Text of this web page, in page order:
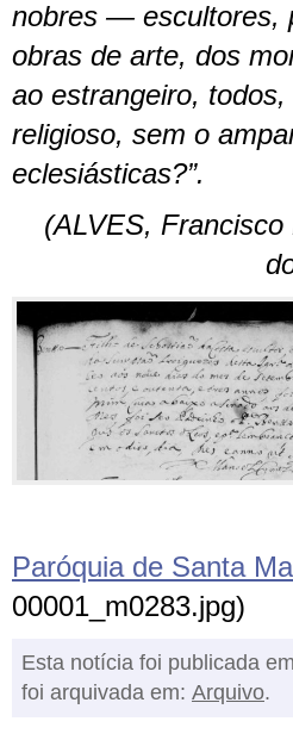
nobres — escultores,
obras de arte, dos
ao estrangeiro,
religioso, sem o
eclesiásticas?”.
(ALVES,
Paróquia de Santa
00001_m0283.jpg)
Esta notícia foi publicada
foi arquivada em: Arquivo.